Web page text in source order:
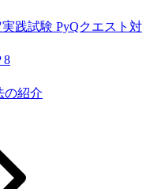
践試験 PyQクエスト対
8
の紹介